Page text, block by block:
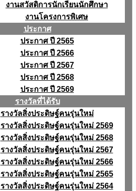
งานสวัสดิการนักเรียนนักศึกษา
งานโครงการพิเศษ
ประกาศ
ประกาศ ปี 2565
ประกาศ ปี 2566
ประกาศ ปี 2567
ประกาศ ปี 2568
ประกาศ ปี 2569
รางวัลที่ได้รับ
รางวัลสิ่งประดิษฐ์คนรุ่นใหม่
รางวัลสิ่งประดิษฐ์คนรุ่นใหม่ 2569
รางวัลสิ่งประดิษฐ์คนรุ่นใหม่ 2568
รางวัลสิ่งประดิษฐ์คนรุ่นใหม่ 2567
รางวัลสิ่งประดิษฐ์คนรุ่นใหม่ 2566
รางวัลสิ่งประดิษฐ์คนรุ่นใหม่ 2565
รางวัลสิ่งประดิษฐ์คนรุ่นใหม่ 2564